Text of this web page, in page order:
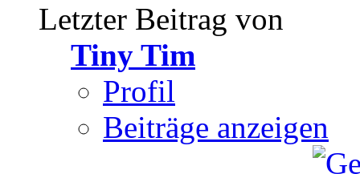
Letzter Beitrag von
Tiny Tim
Profil
Beiträge anzeigen